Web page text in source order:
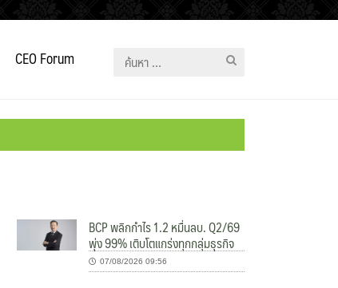
CEO Forum
ค้นหา
BCP พลิกกำไร 1.2 หมื่นลบ. Q2/69
พุ่ง 99% เติบโตแกร่งทุกกลุ่มธุรกิจ
07/08/2026 09:56